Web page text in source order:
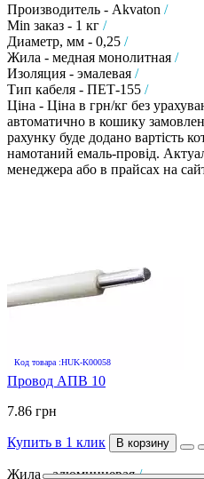
Производитель - Akvaton /
Min заказ - 1 кг /
Диаметр, мм - 0,25 /
Жила - медная монолитная /
Изоляция - эмалевая /
Тип кабеля - ПЕТ-155 /
Ціна - Ціна в грн/кг без
автоматично в кошику
рахунку буде додано вартість
намотаний емаль-провід.
менеджера або в прайсах на
Код товара :HUK-K00058
Провод АПВ 10
7.86 грн
Купить в 1 клик В корзину
Жила - алюминиевая/